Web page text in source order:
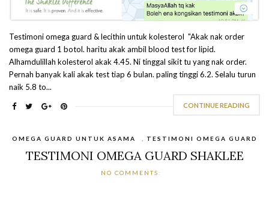
Testimoni omega guard & lecithin untuk kolesterol "Akak nak order
omega guard 1 botol. haritu akak ambil blood test for lipid.
Alhamdulillah kolesterol akak 4.45. Ni tinggal sikit tu yang nak order.
Pernah banyak kali akak test tiap 6 bulan. paling tinggi 6.2. Selalu turun
naik 5.8 to...
CONTINUE READING
OMEGA GUARD UNTUK ASAMA TESTIMONI OMEGA GUARD
TESTIMONI OMEGA GUARD SHAKLEE
NO COMMENTS: